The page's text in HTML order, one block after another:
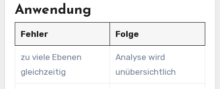
Anwendung
Fehler Folge
zu viele Ebenen
gleichzeitig
Analyse wird
unübersichtlich